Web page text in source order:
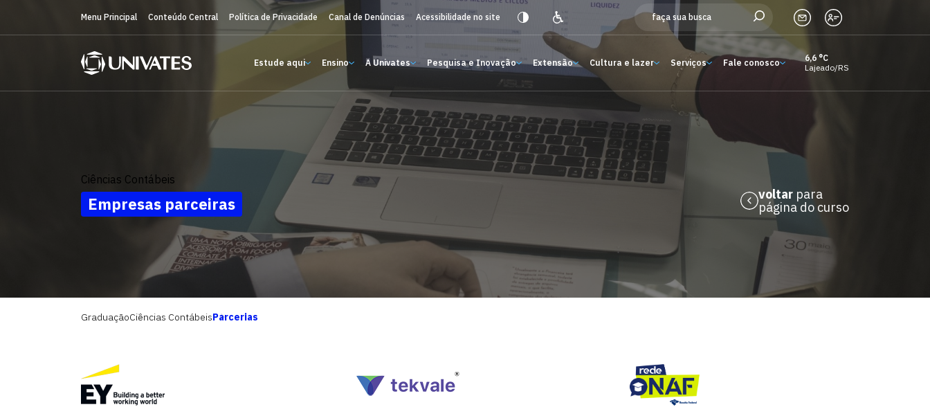
Menu Principal Conteúdo Central Política de Privacidade Canal de Denúncias Acessibilidade no site
Estude aqui Ensino A Univates Pesquisa e Inovação Extensão Cultura e lazer Serviços Fale conosco
6,6 °C
Lajeado/RS
Estude aqui
Ensino
A Univates
Pesquisa e Inovação
Cultura e lazer
Serviços
Ciências Contábeis
Empresas parceiras voltar para
página do curso
GraduaçãoCiências ContábeisParcerias